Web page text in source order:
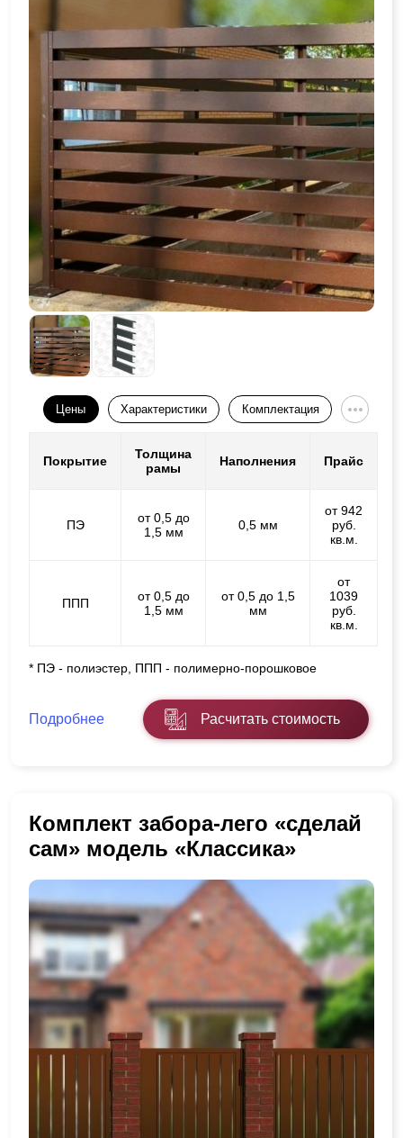
Цены Характеристики Комплектация
Покрытие
Толщина
рамы
Наполнения Прайс
ПЭ
от 0,5 до
1,5 мм
0,5 мм
от 942
руб.
кв.м.
ППП
от 0,5 до
1,5 мм
от 0,5 до 1,5
мм
от
1039
руб.
кв.м.
* ПЭ - полиэстер, ППП - полимерно-порошковое
Подробнее Расчитать стоимость
Комплект забора-лего «сделай
сам» модель «Классика»